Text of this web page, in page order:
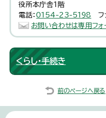
役所本庁舎1階
電話：0154-23-5198
フ
お問い合わせは専用フォ
くらし・手続き
前のページへ戻る